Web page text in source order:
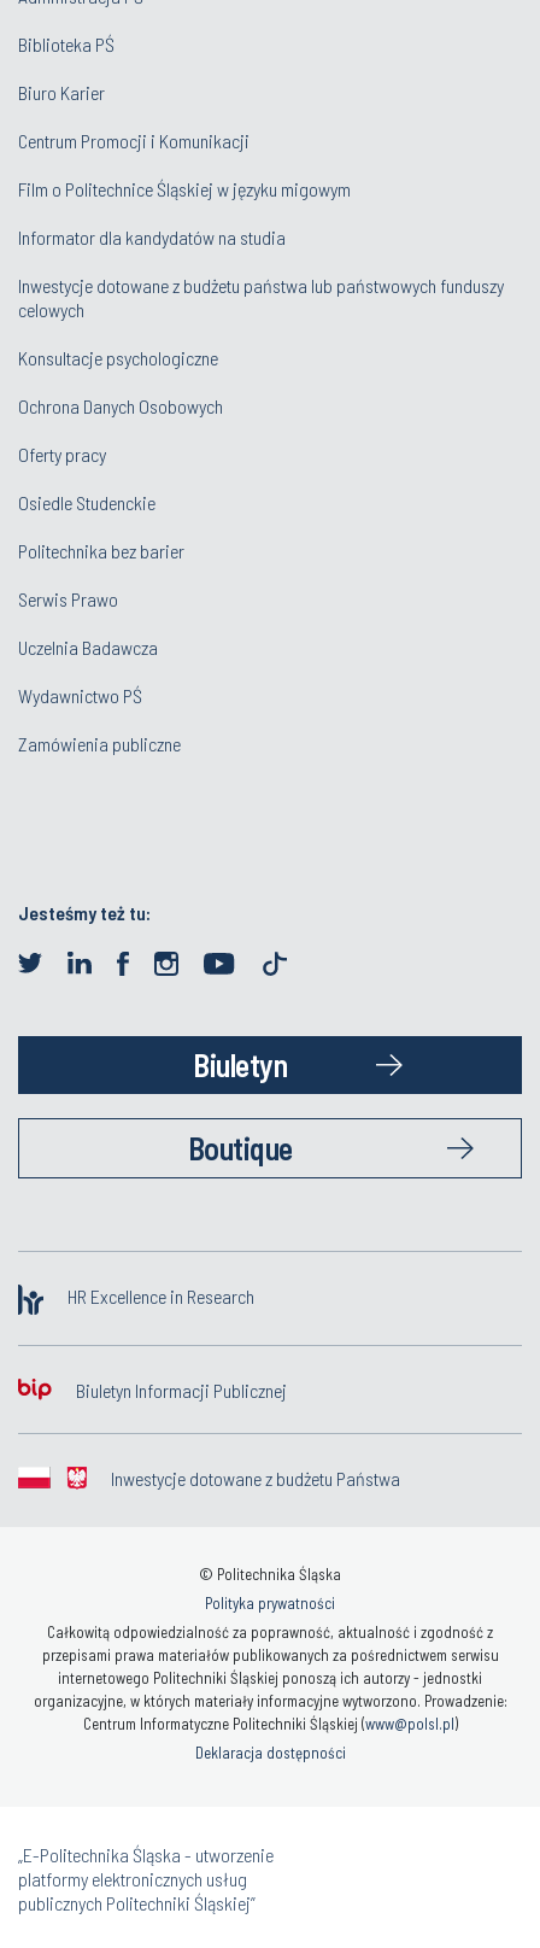
Biblioteka PŚ
Biuro Karier
Centrum Promocji i Komunikacji
Film o Politechnice Śląskiej w języku migowym
Informator dla kandydatów na studia
Inwestycje dotowane z budżetu państwa lub państwowych funduszy
celowych
Konsultacje psychologiczne
Ochrona Danych Osobowych
Oferty pracy
Osiedle Studenckie
Politechnika bez barier
Serwis Prawo
Uczelnia Badawcza
Wydawnictwo PŚ
Zamówienia publiczne
Jesteśmy też tu:
Biuletyn
Boutique
HR Excellence in Research
Biuletyn Informacji Publicznej
Inwestycje dotowane z budżetu Państwa
© Politechnika Śląska
Polityka prywatności
Całkowitą odpowiedzialność za poprawność, aktualność i zgodność z
przepisami prawa materiałów publikowanych za pośrednictwem serwisu
internetowego Politechniki Śląskiej ponoszą ich autorzy - jednostki
organizacyjne, w których materiały informacyjne wytworzono. Prowadzenie:
Centrum Informatyczne Politechniki Śląskiej (www@polsl.pl)
Deklaracja dostępności
„E-Politechnika Śląska - utworzenie
platformy elektronicznych usług
publicznych Politechniki Śląskiej”